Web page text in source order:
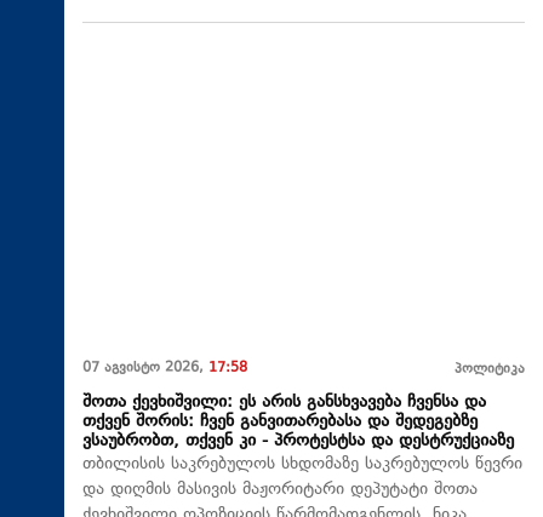
07 აგვისტო 2026, 17:58 პოლიტიკა
შოთა ქევხიშვილი: ეს არის განსხვავება ჩვენსა და
თქვენ შორის: ჩვენ განვითარებასა და შედეგებზე
ვსაუბრობთ, თქვენ კი - პროტესტსა და დესტრუქციაზე
თბილისის საკრებულოს სხდომაზე საკრებულოს წევრი
და დიღმის მასივის მაჟორიტარი დეპუტატი შოთა